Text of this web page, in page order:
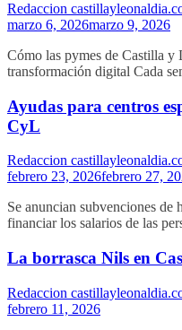
Redaccion
marzo 6, 2026marzo 9, 2026
Cómo las pymes de Castilla y
transformación digital Cada
Ayudas para centros
CyL
Redaccion
febrero 23, 2026febrero 27,
Se anuncian subvenciones de
financiar los salarios de las
La borrasca Nils en
Redaccion
febrero 11, 2026